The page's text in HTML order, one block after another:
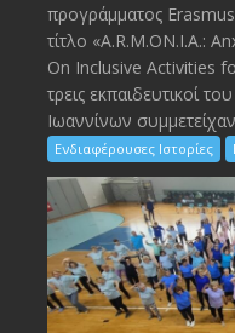
προγράμματος
τίτλο «A.R.M.ON.I.A.:
On Inclusive Activities
τρεις εκπαιδευτικοί
Ιωαννίνων
Ενδιαφέρουσες Ιστορίες